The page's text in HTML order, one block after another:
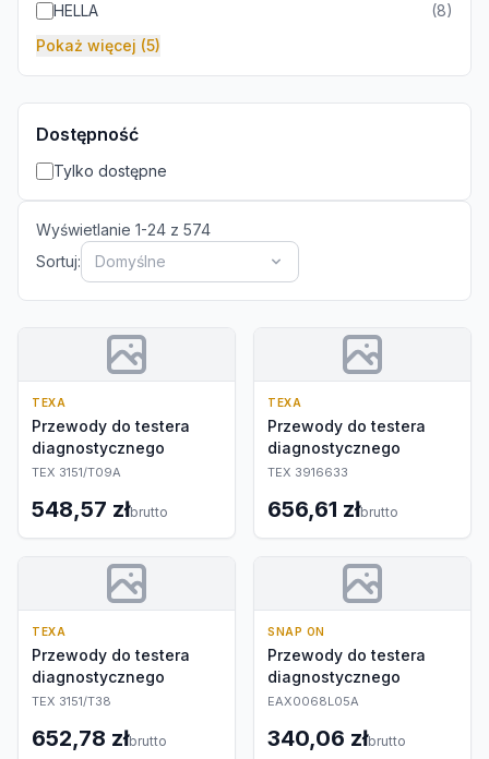
HELLA
(8)
Pokaż więcej (5)
Dostępność
Tylko dostępne
Wyświetlanie 1-24 z 574
Sortuj:
Domyślne
TEXA
Przewody do testera
diagnostycznego
TEX 3151/T09A
548,57 złbrutto
TEXA
Przewody do testera
diagnostycznego
TEX 3916633
656,61 złbrutto
TEXA
Przewody do testera
diagnostycznego
TEX 3151/T38
652,78 złbrutto
SNAP ON
Przewody do testera
diagnostycznego
EAX0068L05A
340,06 złbrutto